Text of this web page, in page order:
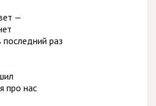
—
раз
про нас